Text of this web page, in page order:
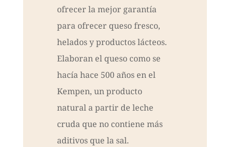
ofrecer la mejor garantía
para ofrecer queso fresco,
helados y productos lácteos.
Elaboran el queso como se
hacía hace 500 años en el
Kempen, un producto
natural a partir de leche
cruda que no contiene más
aditivos que la sal.